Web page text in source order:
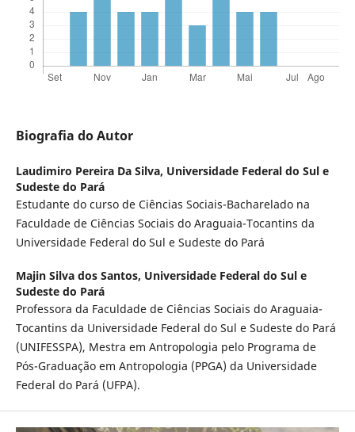
Biografia do Autor
Laudimiro Pereira Da Silva, Universidade Federal do Sul e
Sudeste do Pará
Estudante do curso de Ciências Sociais-Bacharelado na
Faculdade de Ciências Sociais do Araguaia-Tocantins da
Universidade Federal do Sul e Sudeste do Pará
Majin Silva dos Santos, Universidade Federal do Sul e
Sudeste do Pará
Professora da Faculdade de Ciências Sociais do Araguaia-
Tocantins da Universidade Federal do Sul e Sudeste do Pará
(UNIFESSPA), Mestra em Antropologia pelo Programa de
Pós-Graduação em Antropologia (PPGA) da Universidade
Federal do Pará (UFPA).